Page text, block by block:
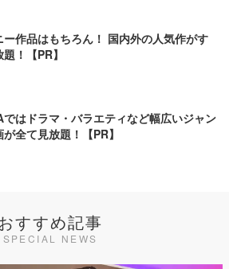
ー作品はもちろん！ 国内外の人気作がす
！【PR】
はドラマ・バラエティなど幅広いジャン
全て見放題！【PR】
すすめ記事
SPECIAL NEWS